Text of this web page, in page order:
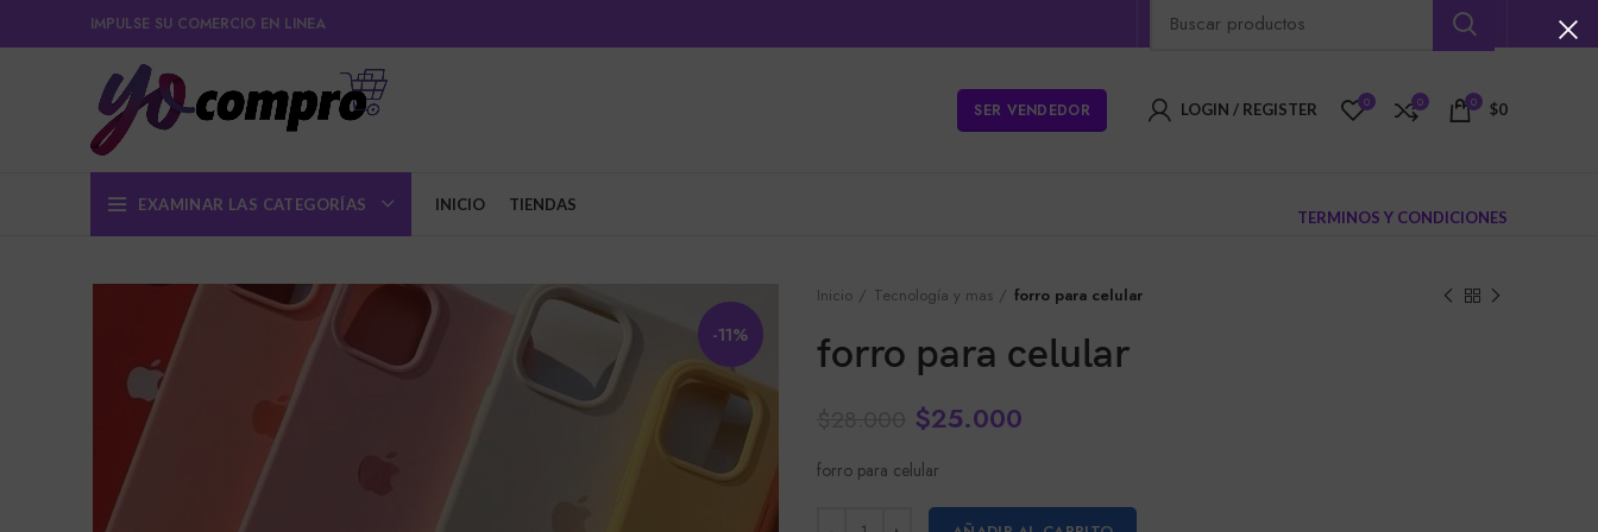
IMPULSE SU COMERCIO EN LINEA
SER VENDEDOR LOGIN / REGISTER 0 0 0 $0
EXAMINAR LAS CATEGORÍAS INICIO TIENDAS
TERMINOS Y CONDICIONES
-11%
Inicio Tecnología y mas forro para celular
forro para celular
$25.000
forro para celular